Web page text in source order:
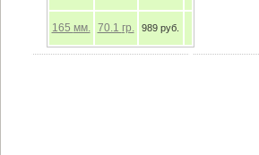
165 мм. 70.1 гр. 989 руб.